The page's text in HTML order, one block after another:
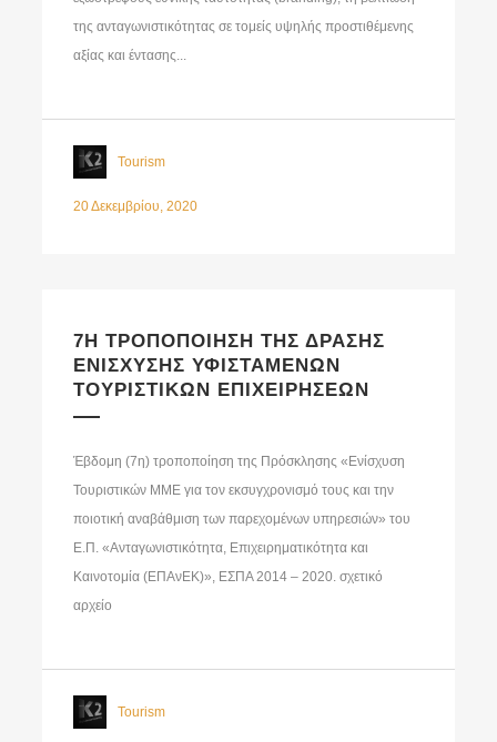
της ανταγωνιστικότητας σε τομείς υψηλής προστιθέμενης
αξίας και έντασης...
Tourism
20 Δεκεμβρίου, 2020
7Η ΤΡΟΠΟΠΟΙΗΣΗ ΤΗΣ ΔΡΑΣΗΣ
ΕΝΙΣΧΥΣΗΣ ΥΦΙΣΤΑΜΕΝΩΝ
ΤΟΥΡΙΣΤΙΚΩΝ ΕΠΙΧΕΙΡΗΣΕΩΝ
Έβδομη (7η) τροποποίηση της Πρόσκλησης «Ενίσχυση
Τουριστικών ΜΜΕ για τον εκσυγχρονισμό τους και την
ποιοτική αναβάθμιση των παρεχομένων υπηρεσιών» του
Ε.Π. «Ανταγωνιστικότητα, Επιχειρηματικότητα και
Καινοτομία (ΕΠΑνΕΚ)», ΕΣΠΑ 2014 – 2020. σχετικό
αρχείο
Tourism